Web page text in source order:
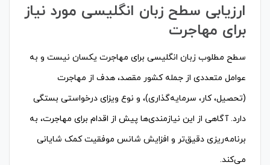
ارزیابی سطح زبان انگلیسی مورد نیاز
برای مهاجرت
سطح مطلوب زبان انگلیسی برای مهاجرت یکسان نیست و به
عوامل متعددی از جمله کشور مقصد، هدف از مهاجرت
(تحصیل، کار، سرمایه‌گذاری)، و نوع ویزای درخواستی بستگی
دارد. آگاهی از این نیازمندی‌ها پیش از اقدام برای مهاجرت، به
برنامه‌ریزی دقیق‌تر و افزایش شانس موفقیت کمک شایانی
می‌کند.